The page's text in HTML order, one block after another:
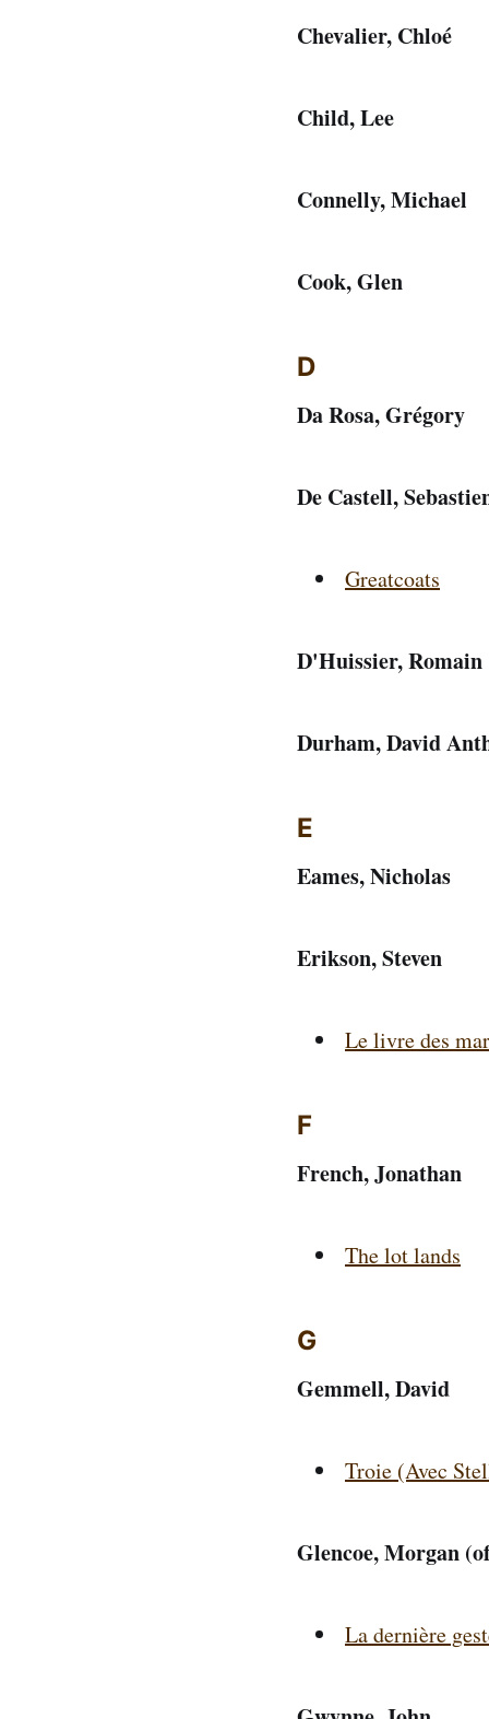
Chevalier, Chloé
Child, Lee
Connelly, Michael
Cook, Glen
D
Da Rosa, Grégory
De Castell,
Greatcoats
D'Huissier, Romain
Durham, David
E
Eames, Nicholas
Erikson, Steven
Le livre des
F
French, Jonathan
The lot lands
G
Gemmell, David
Troie (Avec
Glencoe, Morgan
La dernière